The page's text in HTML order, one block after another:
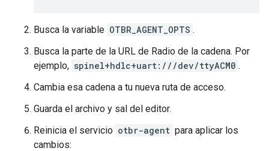
Busca la variable OTBR_AGENT_OPTS .
Busca la parte de la URL de Radio de la cadena. Por
ejemplo, spinel+hdlc+uart:///dev/ttyACM0 .
Cambia esa cadena a tu nueva ruta de acceso.
Guarda el archivo y sal del editor.
Reinicia el servicio otbr-agent para aplicar los
cambios: